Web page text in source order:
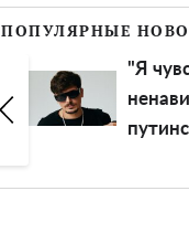
ПОПУЛЯРНЫЕ
"Я